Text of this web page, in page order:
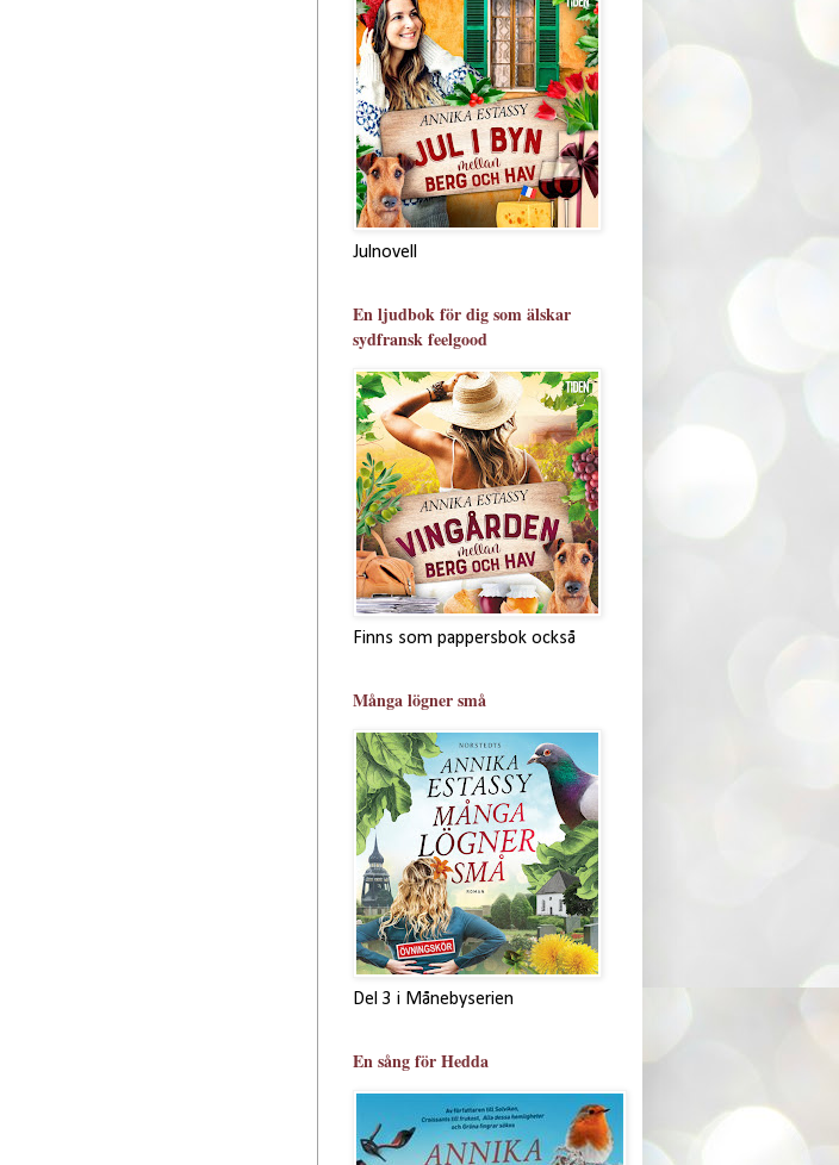
Julnovell
En ljudbok för dig som älskar
sydfransk feelgood
Finns som pappersbok också
Många lögner små
Del 3 i Månebyserien
En sång för Hedda